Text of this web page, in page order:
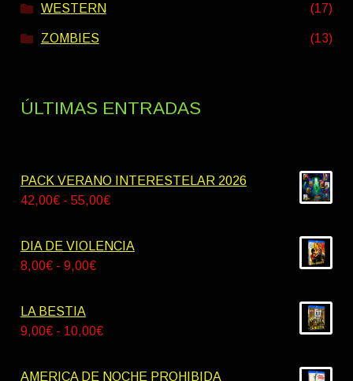
WESTERN (17)
ZOMBIES (13)
ÚLTIMAS ENTRADAS
PACK VERANO INTERESTELAR 2026
42,00€ - 55,00€Rango
precios:
DIA DE VIOLENCIA
8,00€ - 9,00€Rango
desde
LA BESTIA
9,00€ - 10,00€Rango
precios:
AMERICA DE NOCHE PROHIBIDA